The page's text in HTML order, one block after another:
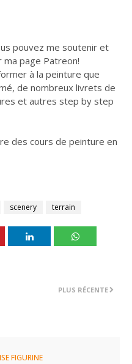
pouvez me soutenir et
page Patreon!
à la peinture que
de nombreux livrets de
et autres step by step
des cours de peinture en
scenery terrain
PLUS RÉCENTE
FIGURINE